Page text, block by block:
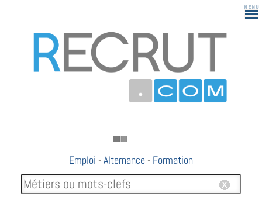
Emploi -Alternance - Formation